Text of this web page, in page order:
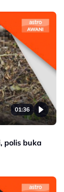
01:36
polis buka